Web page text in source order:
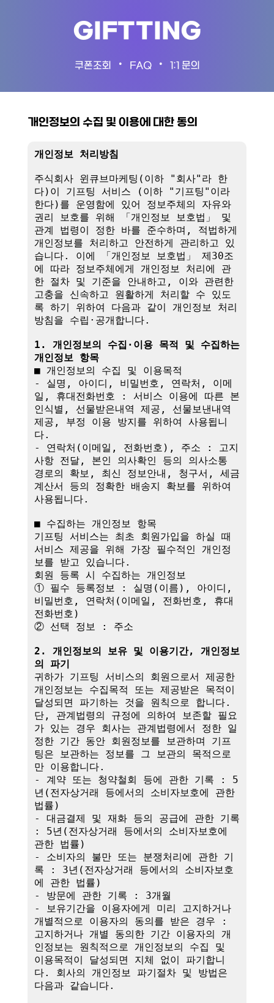
GIFTTING
쿠폰조회 • FAQ • 1:1 문의
개인정보의 수집 및 이용에 대한 동의
개인정보 처리방침
주식회사 윈큐브마케팅(이하 "회사"라 한
다)이 기프팅 서비스 (이하 "기프팅"이라
한다)를 운영함에 있어 정보주체의 자유와
권리 보호를 위해 「개인정보 보호법」 및
관계 법령이 정한 바를 준수하며, 적법하게
개인정보를 처리하고 안전하게 관리하고 있
습니다. 이에 「개인정보 보호법」 제30조
에 따라 정보주체에게 개인정보 처리에 관
한 절차 및 기준을 안내하고, 이와 관련한
고충을 신속하고 원활하게 처리할 수 있도
록 하기 위하여 다음과 같이 개인정보 처리
방침을 수립·공개합니다.
1. 개인정보의 수집·이용 목적 및 수집하는
개인정보 항목
■ 개인정보의 수집 및 이용목적
- 실명, 아이디, 비밀번호, 연락처, 이메
일, 휴대전화번호 : 서비스 이용에 따른 본
인식별, 선물받은내역 제공, 선물보낸내역
제공, 부정 이용 방지를 위하여 사용됩니
다.
- 연락처(이메일, 전화번호), 주소 : 고지
사항 전달, 본인 의사확인 등의 의사소통
경로의 확보, 최신 정보안내, 청구서, 세금
계산서 등의 정확한 배송지 확보를 위하여
사용됩니다.
■ 수집하는 개인정보 항목
기프팅 서비스는 최초 회원가입을 하실 때
서비스 제공을 위해 가장 필수적인 개인정
보를 받고 있습니다.
회원 등록 시 수집하는 개인정보
① 필수 등록정보 : 실명(이름), 아이디,
비밀번호, 연락처(이메일, 전화번호, 휴대
전화번호)
② 선택 정보 : 주소
2. 개인정보의 보유 및 이용기간, 개인정보
의 파기
귀하가 기프팅 서비스의 회원으로서 제공한
개인정보는 수집목적 또는 제공받은 목적이
달성되면 파기하는 것을 원칙으로 합니다.
단, 관계법령의 규정에 의하여 보존할 필요
가 있는 경우 회사는 관계법령에서 정한 일
정한 기간 동안 회원정보를 보관하며 기프
팅은 보관하는 정보를 그 보관의 목적으로
만 이용합니다.
- 계약 또는 청약철회 등에 관한 기록 : 5
년(전자상거래 등에서의 소비자보호에 관한
법률)
- 대금결제 및 재화 등의 공급에 관한 기록
: 5년(전자상거래 등에서의 소비자보호에
관한 법률)
- 소비자의 불만 또는 분쟁처리에 관한 기
록 : 3년(전자상거래 등에서의 소비자보호
에 관한 법률)
- 방문에 관한 기록 : 3개월
- 보유기간을 이용자에게 미리 고지하거나
개별적으로 이용자의 동의를 받은 경우 :
고지하거나 개별 동의한 기간 이용자의 개
인정보는 원칙적으로 개인정보의 수집 및
이용목적이 달성되면 지체 없이 파기합니
다. 회사의 개인정보 파기절차 및 방법은
다음과 같습니다.